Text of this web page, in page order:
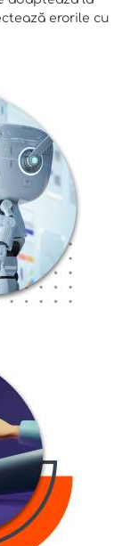
erorile cu